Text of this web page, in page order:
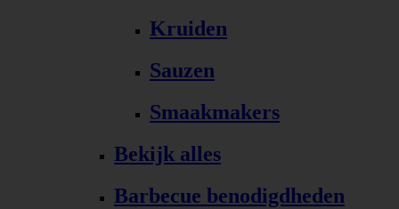
Kruiden
Sauzen
Smaakmakers
Bekijk alles
Barbecue benodigdheden